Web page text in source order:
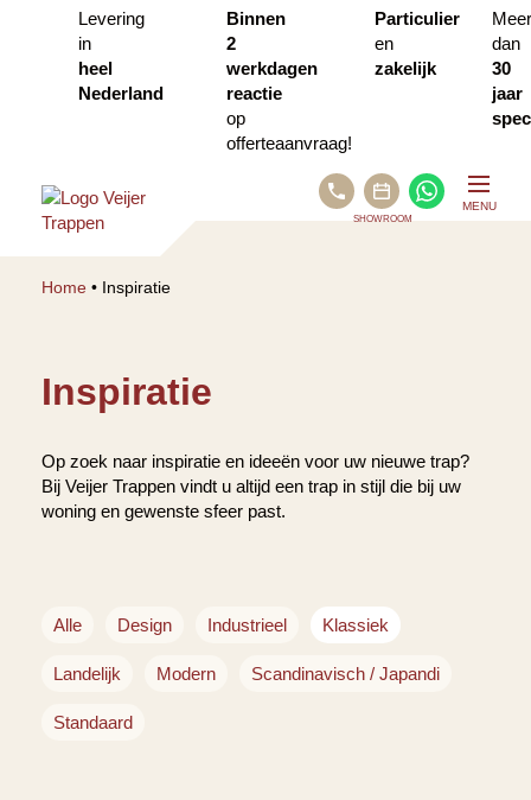
Levering
in
heel
Nederland
Binnen
2
werkdagen
reactie
op
offerteaanvraag!
Particulier
en
zakelijk
Meer
dan
30
jaar
BEL
ONS
SHOWROOM
MENU
Home • Inspiratie
Inspiratie
Op zoek naar inspiratie en ideeën voor uw nieuwe trap?
Bij Veijer Trappen vindt u altijd een trap in stijl die bij uw
woning en gewenste sfeer past.
Alle Design Industrieel Klassiek
Landelijk Modern Scandinavisch / Japandi
Standaard